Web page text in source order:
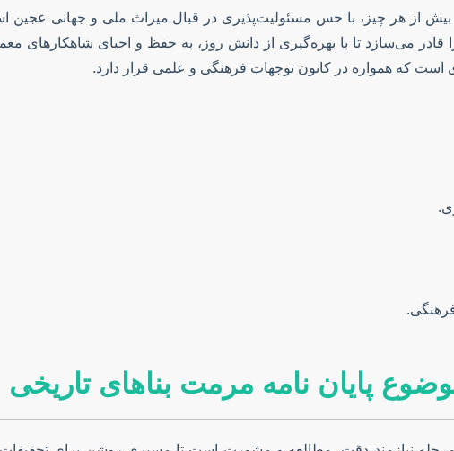
بیش از هر چیز، با حس مسئولیت‌پذیری در قبال میراث ملی و جهانی عجین
قادر می‌سازد تا با بهره‌گیری از دانش روز، به حفظ و احیای شاهکارهای
است که همواره در کانون توجهات فرهنگی و علمی قرار دارد.
پایان نامه مرمت بناهای تاریخی